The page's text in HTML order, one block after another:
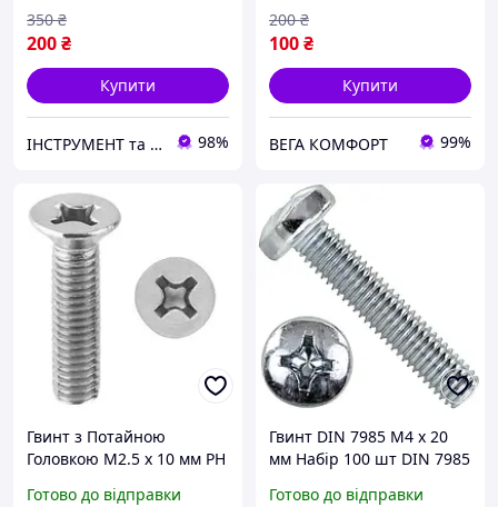
200₴
350 ₴
Купити
ІНСТРУМЕНТ та МЕТИЗИ 98%
100₴
200 ₴
Купити
ВЕГА КОМФОРТ 99%
Гвинт з Потайною
Головкою М2.5 х 10 мм PH
Готово до відправки
Гвинт DIN 7985 М4 х 20
мм Набір 100 шт DIN 7985
Готово до відправки